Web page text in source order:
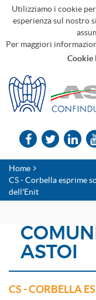
Utilizziamo i cookie
esperienza sul nostro
Per maggiori
Cookie
Home
CS - Corbella esprime
dell'Enit
ASTOI
CS - CORBELLA